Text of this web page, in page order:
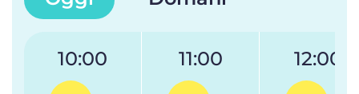
10:00 11:00 12:00